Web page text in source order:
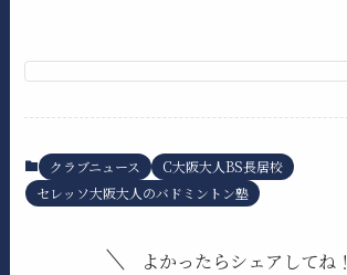
クラブニュース
C大阪大人BS長居校
セレッソ大阪大人のバドミントン塾
よかったらシェアしてね！